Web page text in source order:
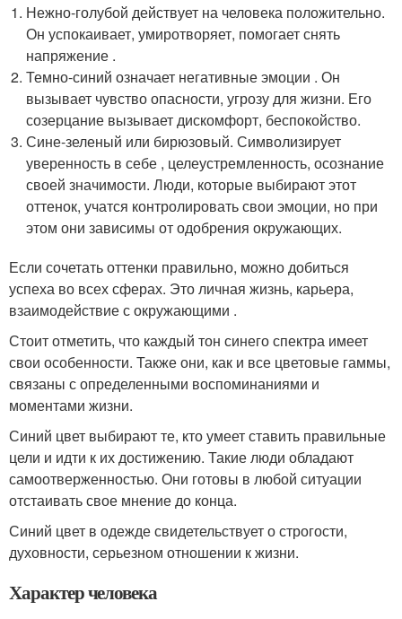
Нежно-голубой действует на человека положительно.
Он успокаивает, умиротворяет, помогает снять
напряжение .
Темно-синий означает негативные эмоции . Он
вызывает чувство опасности, угрозу для жизни. Его
созерцание вызывает дискомфорт, беспокойство.
Сине-зеленый или бирюзовый. Символизирует
уверенность в себе , целеустремленность, осознание
своей значимости. Люди, которые выбирают этот
оттенок, учатся контролировать свои эмоции, но при
этом они зависимы от одобрения окружающих.
Если сочетать оттенки правильно, можно добиться
успеха во всех сферах. Это личная жизнь, карьера,
взаимодействие с окружающими .
Стоит отметить, что каждый тон синего спектра имеет
свои особенности. Также они, как и все цветовые гаммы,
связаны с определенными воспоминаниями и
моментами жизни.
Синий цвет выбирают те, кто умеет ставить правильные
цели и идти к их достижению. Такие люди обладают
самоотверженностью. Они готовы в любой ситуации
отстаивать свое мнение до конца.
Синий цвет в одежде свидетельствует о строгости,
духовности, серьезном отношении к жизни.
Характер человека